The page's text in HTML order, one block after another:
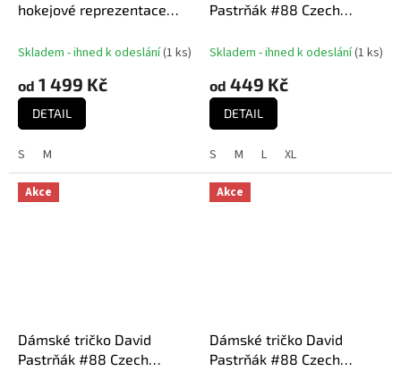
hokejové reprezentace
2024 CCM Fandres replica
Skladem - ihned k odeslání(1 ks)
od 1 499 Kč
DETAIL
S M
Pastrňák #88 Czech
Navy
Skladem - ihned k odeslání(1 ks)
od 449 Kč
DETAIL
S M L XL
Akce
Dámské tričko David
Pastrňák #88 Czech
Akce
Dámské tričko David
Pastrňák #88 Czech